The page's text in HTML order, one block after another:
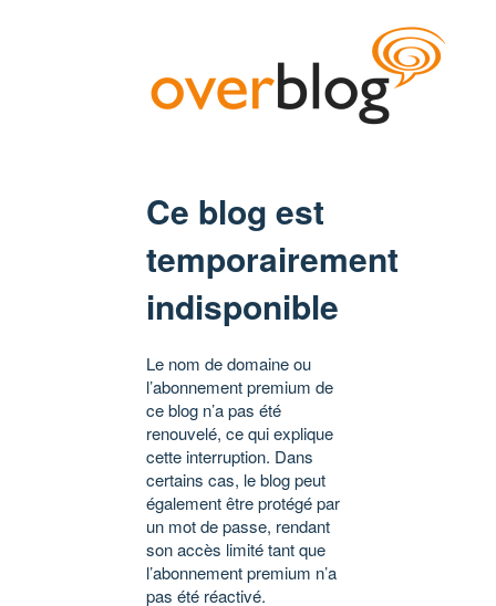
Ce blog est
temporairement
indisponible
Le nom de domaine ou
l’abonnement premium de
ce blog n’a pas été
renouvelé, ce qui explique
cette interruption. Dans
certains cas, le blog peut
également être protégé par
un mot de passe, rendant
son accès limité tant que
l’abonnement premium n’a
pas été réactivé.